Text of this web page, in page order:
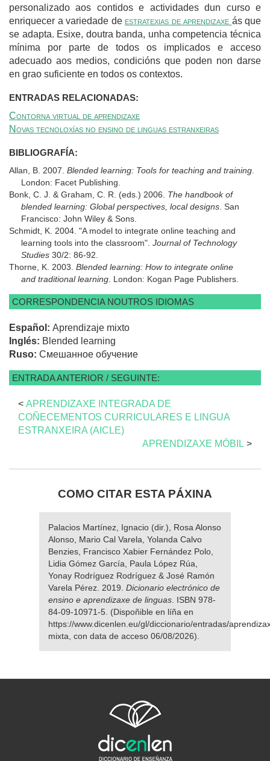
personalizado aos contidos e actividades dun curso e
enriquecer a variedade de estratexias de aprendizaxe ás que
se adapta. Esixe, doutra banda, unha competencia técnica
mínima por parte de todos os implicados e acceso
adecuado aos medios, condicións que poden non darse
en grao suficiente en todos os contextos.
ENTRADAS RELACIONADAS:
Contorna virtual de aprendizaxe
Novas tecnoloxías no ensino de linguas estranxeiras
BIBLIOGRAFÍA:
Allan, B. 2007. Blended learning: Tools for teaching and training
London: Facet Publishing.
Bonk, C. J. & Graham, C. R. (eds.) 2006. The handbook of
blended learning: Global perspectives, local designs . San
Francisco: John Wiley & Sons.
Schmidt, K. 2004. "A model to integrate online teaching and
learning tools into the classroom". Journal of Technology
Studies 30/2: 86-92.
Thorne, K. 2003. Blended learning: How to integrate online
and traditional learning . London: Kogan Page Publishers.
CORRESPONDENCIA NOUTROS IDIOMAS
Español: Aprendizaje mixto
Inglés: Blended learning
Ruso: Смешанное обучение
ENTRADA ANTERIOR / SEGUINTE:
< APRENDIZAXE INTEGRADA DE
COÑECEMENTOS CURRICULARES E LINGUA
ESTRANXEIRA (AICLE)
APRENDIZAXE MÓBIL >
COMO CITAR ESTA PÁXINA
Palacios Martínez, Ignacio (dir.), Rosa Alonso
Alonso, Mario Cal Varela, Yolanda Calvo
Benzies, Francisco Xabier Fernández Polo,
Lidia Gómez García, Paula López Rúa,
Yonay Rodríguez Rodríguez & José Ramón
Varela Pérez. 2019. Dicionario electrónico de
ensino e aprendizaxe de linguas . ISBN 978-
84-09-10971-5. (Dispoñible en líña en
https://www.dicenlen.eu/gl/diccionario/entradas/
mixta, con data de acceso 06/08/2026).